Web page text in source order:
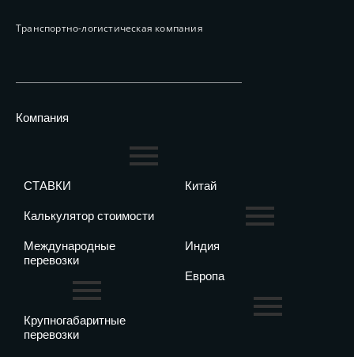
Транспортно-логистическая компания
Компания
СТАВКИ
Калькулятор стоимости
Международные
перевозки
Крупногабаритные
перевозки
Китай
Индия
Европа